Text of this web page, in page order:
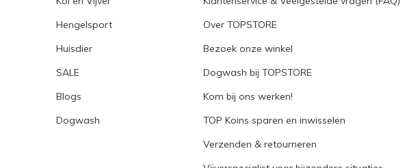
Hengelsport
Huisdier
SALE
Blogs
Dogwash
Over TOPSTORE
Bezoek onze winkel
Dogwash bij TOPSTORE
Kom bij ons werken!
TOP Koins sparen en inwisselen
Verzenden & retourneren